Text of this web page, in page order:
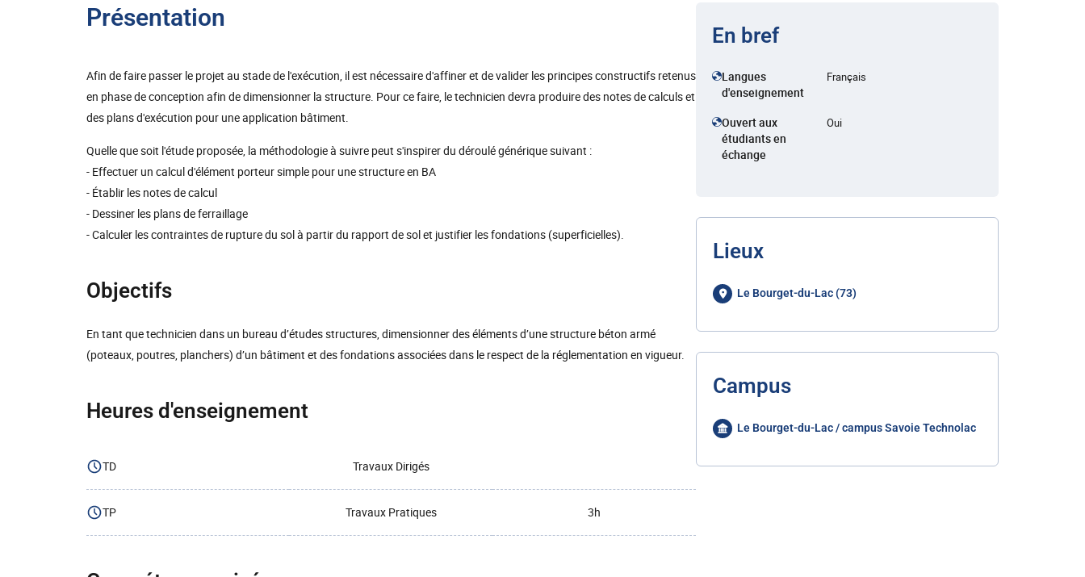
Présentation
Afin de faire passer le projet au stade de l'exécution, il est nécessaire d'affiner et de valider les principes constructifs retenus
en phase de conception afin de dimensionner la structure. Pour ce faire, le technicien devra produire des notes de calculs et
des plans d'exécution pour une application bâtiment.
Quelle que soit l'étude proposée, la méthodologie à suivre peut s'inspirer du déroulé générique suivant :
- Effectuer un calcul d'élément porteur simple pour une structure en BA
- Établir les notes de calcul
- Dessiner les plans de ferraillage
- Calculer les contraintes de rupture du sol à partir du rapport de sol et justifier les fondations (superficielles).
Objectifs
En tant que technicien dans un bureau d’études structures, dimensionner des éléments d’une structure béton armé
(poteaux, poutres, planchers) d’un bâtiment et des fondations associées dans le respect de la réglementation en vigueur.
Heures d'enseignement
TD Travaux Dirigés
TP Travaux Pratiques 3h
En bref
Langues
d'enseignement
Français
Ouvert aux
étudiants en
échange
Oui
Lieux
Le Bourget-du-Lac (73)
Campus
Le Bourget-du-Lac / campus Savoie Technolac